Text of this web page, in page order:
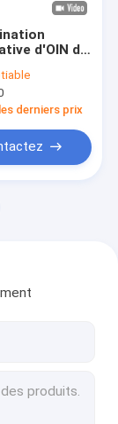
d'OIN de
D-dimère
FIA Real
derniers prix